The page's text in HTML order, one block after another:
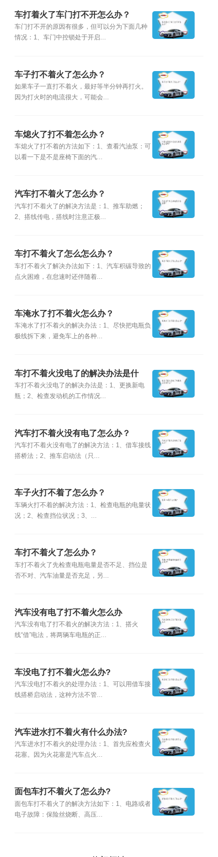
车打着火了车门打不开怎么办？
车门打不开的原因有很多，但可以分为下面几种
情况：1、车门中控锁处于开启...
车子打不着火了怎么办？
如果车子一直打不着火，最好等半分钟再打火。
因为打火时的电流很大，可能会...
车熄火了打不着怎么办？
车熄火了打不着的方法如下：1、查看汽油泵：可
以看一下是不是座椅下面的汽...
汽车打不着火了怎么办？
汽车打不着火了的解决方法是：1、推车助燃；
2、搭线传电，搭线时注意正极...
车打不着火了怎么怎么办？
车打不着火了解决办法如下：1、汽车积碳导致的
点火困难，在怠速时还伴随着...
车淹水了打不着火怎么办？
车淹水了打不着火的解决办法：1、尽快把电瓶负
极线拆下来，避免车上的各种...
车打不着火没电了的解决办法是什
么？
车打不着火没电了的解决办法是：1、更换新电
瓶；2、检查发动机的工作情况...
汽车打不着火没有电了怎么办？
汽车打不着火没有电了的解决方法：1、借车接线
搭桥法；2、推车启动法（只...
车子火打不着了怎么办？
车辆火打不着的解决方法：1、检查电瓶的电量状
况；2、检查挡位状况；3、...
车打不着火了怎么办？
车打不着火了先检查电瓶电量是否不足、挡位是
否不对、汽车油量是否充足，另...
汽车没有电了打不着火怎么办
汽车没有电了打不着火的解决方法：1、搭火
线“借”电法，将两辆车电瓶的正...
车没电了打不着火怎么办?
汽车没电打不着火的处理办法：1、可以用借车接
线搭桥启动法，这种方法不管...
汽车进水打不着火有什么办法?
汽车进水打不着火的处理办法：1、首先应检查火
花塞。因为火花塞是汽车点火...
面包车打不着火了怎么办?
面包车打不着火了的解决方法如下：1、电路或者
电子故障：保险丝烧断、高压...